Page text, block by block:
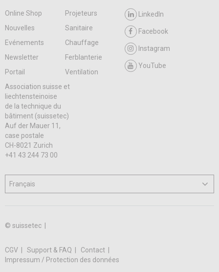
Online Shop
Projeteurs
Nouvelles
Sanitaire
Evénements
Chauffage
Newsletter
Ferblanterie
Portail
Ventilation
LinkedIn
Facebook
Instagram
YouTube
Association suisse et
liechtensteinoise
de la technique du
bâtiment (suissetec)
Auf der Mauer 11,
case postale
CH-8021 Zurich
+41 43 244 73 00
© suissetec |
CGV Support & FAQ
Contact
Impressum / Protection des données